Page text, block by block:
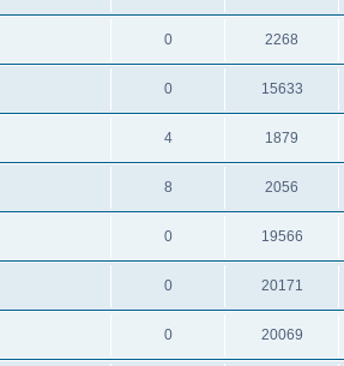
0 2268
0 15633
4 1879
8 2056
0 19566
0 20171
0 20069